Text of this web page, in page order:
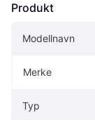
Produkt
Modellnavn
Merke
Typ